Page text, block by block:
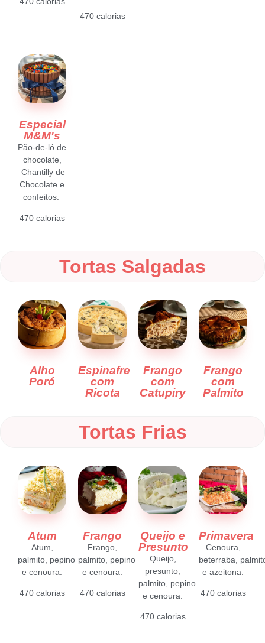
470 calorias
Especial
M&M's
Pão-de-ló de
chocolate,
Chantilly de
Chocolate e
confeitos.
470 calorias
Tortas Salgadas
Alho
Poró
Espinafre
com
Ricota
Frango
com
Catupiry
Frango
com
Palmito
Tortas Frias
Atum
Atum,
palmito, pepino
e cenoura.
470 calorias
Frango
Frango,
palmito, pepino
e cenoura.
470 calorias
Queijo e
Presunto
Queijo,
presunto,
palmito, pepino
e cenoura.
470 calorias
Primavera
Cenoura,
beterraba,
e azeitona.
470 calorias